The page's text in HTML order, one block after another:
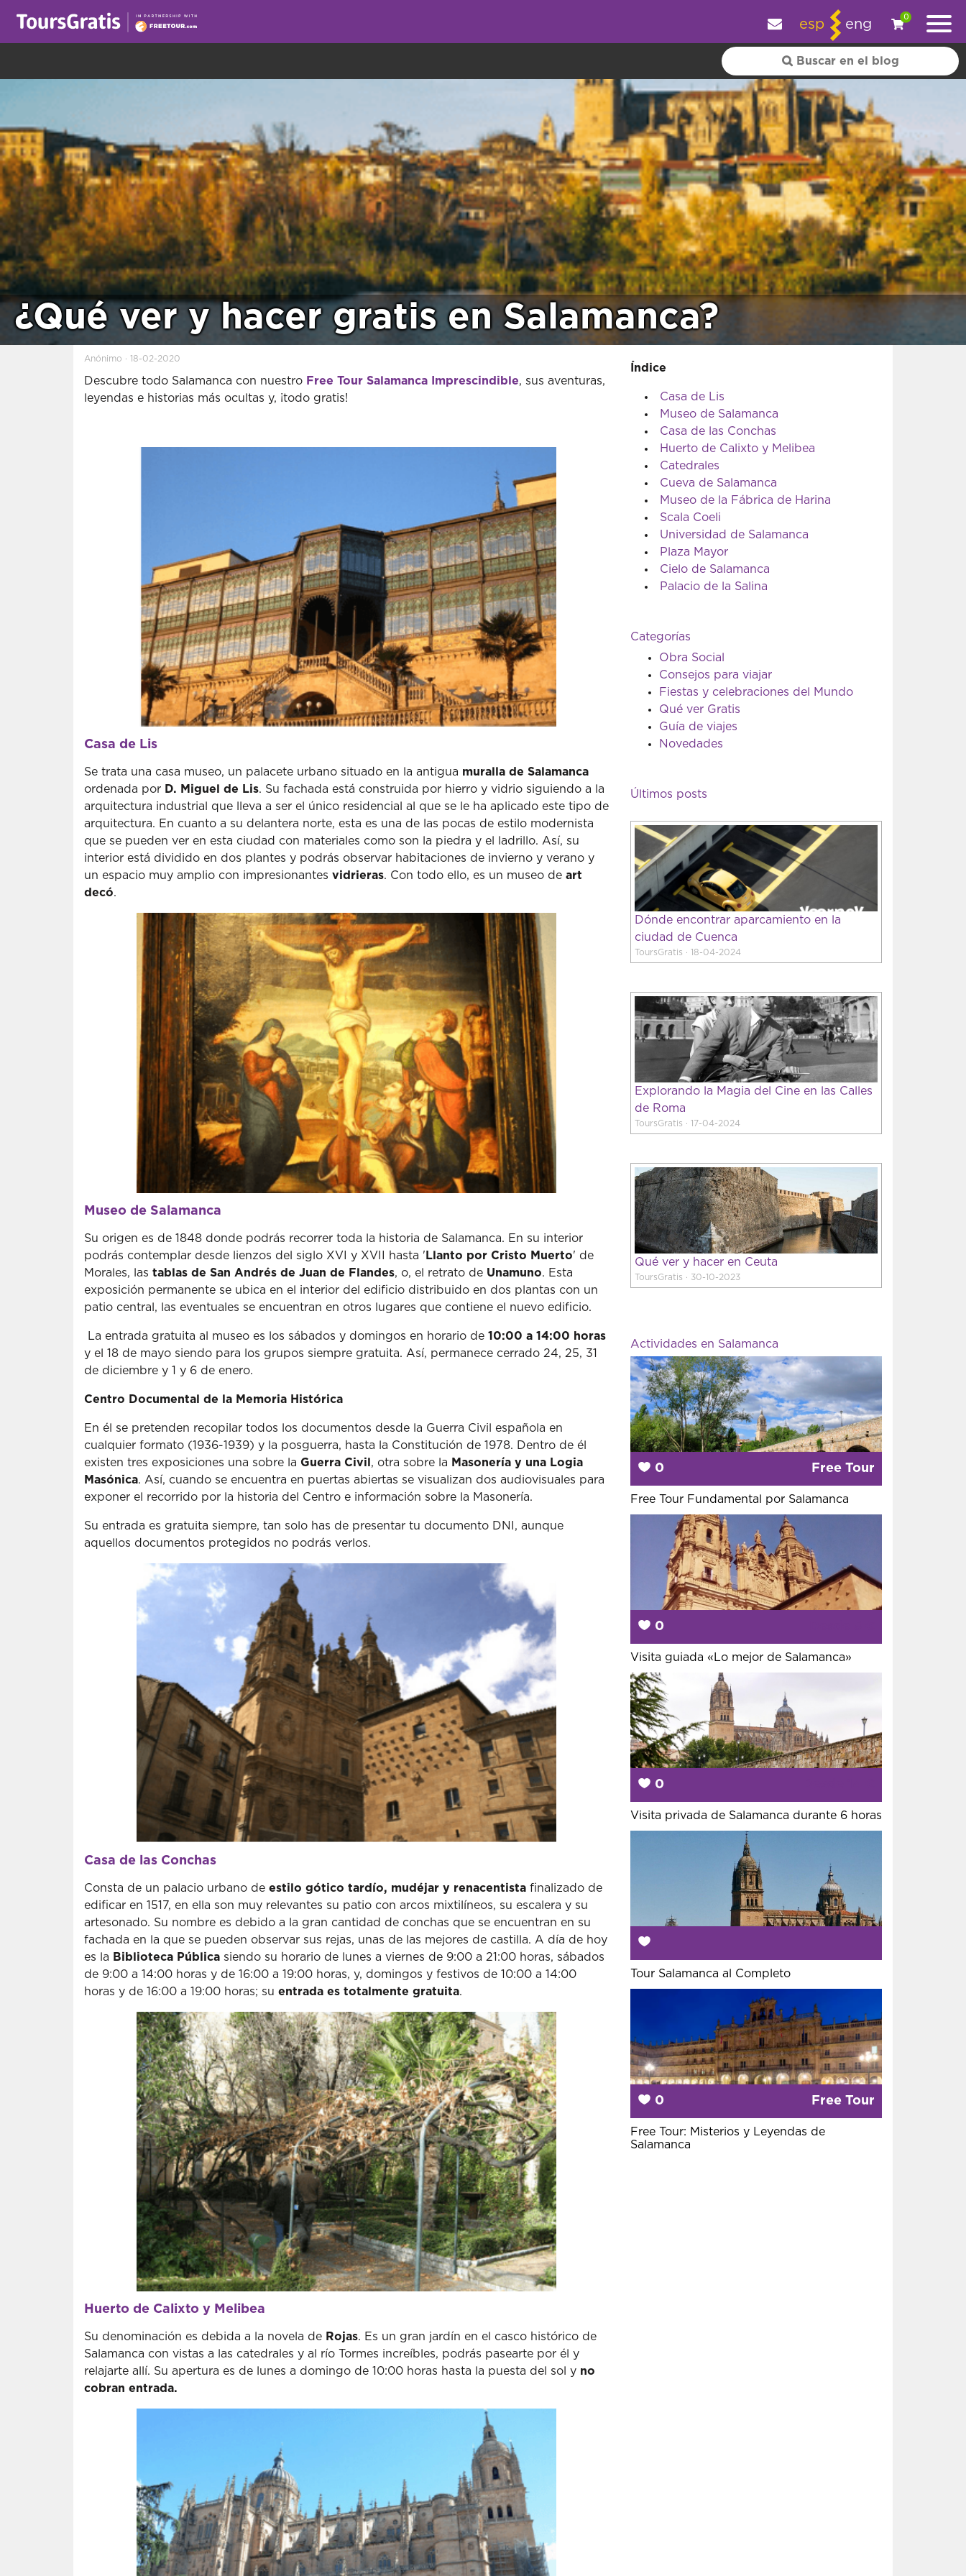
esp eng
0
¿Qué ver y hacer gratis en Salamanca?
Anónimo · 18-02-2020
Descubre todo Salamanca con nuestro Free Tour Salamanca Imprescindible, sus aventuras,
leyendas e historias más ocultas y, ¡todo gratis!
Casa de Lis
Se trata una casa museo, un palacete urbano situado en la antigua muralla de Salamanca
ordenada por D. Miguel de Lis. Su fachada está construida por hierro y vidrio siguiendo a la
arquitectura industrial que lleva a ser el único residencial al que se le ha aplicado este tipo de
arquitectura. En cuanto a su delantera norte, esta es una de las pocas de estilo modernista
que se pueden ver en esta ciudad con materiales como son la piedra y el ladrillo. Así, su
interior está dividido en dos plantes y podrás observar habitaciones de invierno y verano y
un espacio muy amplio con impresionantes vidrieras. Con todo ello, es un museo de art
decó.
Museo de Salamanca
Su origen es de 1848 donde podrás recorrer toda la historia de Salamanca. En su interior
podrás contemplar desde lienzos del siglo XVI y XVII hasta ' Llanto por Cristo Muerto' de
Morales, las tablas de San Andrés de Juan de Flandes, o, el retrato de Unamuno. Esta
exposición permanente se ubica en el interior del edificio distribuido en dos plantas con un
patio central, las eventuales se encuentran en otros lugares que contiene el nuevo edificio.
La entrada gratuita al museo es los sábados y domingos en horario de 10:00 a 14:00 horas
y el 18 de mayo siendo para los grupos siempre gratuita. Así, permanece cerrado 24, 25, 31
de diciembre y 1 y 6 de enero.
Centro Documental de la Memoria Histórica
En él se pretenden recopilar todos los documentos desde la Guerra Civil española en
cualquier formato (1936-1939) y la posguerra, hasta la Constitución de 1978. Dentro de él
existen tres exposiciones una sobre la Guerra Civil , otra sobre la Masonería y una Logia
Masónica. Así, cuando se encuentra en puertas abiertas se visualizan dos audiovisuales para
exponer el recorrido por la historia del Centro e información sobre la Masonería.
Su entrada es gratuita siempre, tan solo has de presentar tu documento DNI, aunque
aquellos documentos protegidos no podrás verlos.
Casa de las Conchas
Consta de un palacio urbano de estilo gótico tardío, mudéjar y renacentista finalizado de
edificar en 1517, en ella son muy relevantes su patio con arcos mixtilíneos, su escalera y su
artesonado. Su nombre es debido a la gran cantidad de conchas que se encuentran en su
fachada en la que se pueden observar sus rejas, unas de las mejores de castilla. A día de hoy
es la Biblioteca Pública siendo su horario de lunes a viernes de 9:00 a 21:00 horas, sábados
de 9:00 a 14:00 horas y de 16:00 a 19:00 horas, y, domingos y festivos de 10:00 a 14:00
horas y de 16:00 a 19:00 horas; su entrada es totalmente gratuita.
Huerto de Calixto y Melibea
Su denominación es debida a la novela de Rojas. Es un gran jardín en el casco histórico de
Salamanca con vistas a las catedrales y al río Tormes increíbles, podrás pasearte por él y
relajarte allí. Su apertura es de lunes a domingo de 10:00 horas hasta la puesta del sol y no
cobran entrada.
Índice
Casa de Lis
Museo de Salamanca
Casa de las Conchas
Huerto de Calixto y Melibea
Catedrales
Cueva de Salamanca
Museo de la Fábrica de Harina
Scala Coeli
Universidad de Salamanca
Plaza Mayor
Cielo de Salamanca
Palacio de la Salina
Categorías
Obra Social
Consejos para viajar
Fiestas y celebraciones del Mundo
Qué ver Gratis
Guía de viajes
Novedades
Últimos posts
Dónde encontrar aparcamiento en la
ciudad de Cuenca
ToursGratis · 18-04-2024
Explorando la Magia del Cine en las Calles
de Roma
ToursGratis · 17-04-2024
Qué ver y hacer en Ceuta
ToursGratis · 30-10-2023
Actividades en Salamanca
0 Free Tour
Free Tour Fundamental por Salamanca
0
Visita guiada «Lo mejor de Salamanca»
0
Visita privada de Salamanca durante 6 horas
Tour Salamanca al Completo
0 Free Tour
Free Tour: Misterios y Leyendas de
Salamanca
¡Este es otro mensaje sobre las cookies! Todo el mundo come galletas, pero nosotros las utilizamos para mejorar el servicio y personalizar tu experiencia. + información